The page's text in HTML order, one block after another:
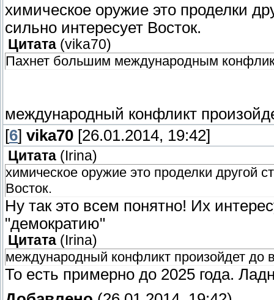
химическое оружие это проделки
сильно интересует Восток.
Цитата (vika70)
Пахнет большим международным
международный конфликт
[6] vika70 [26.01.2014, 19:42]
Цитата ( Irina)
химическое оружие это проделки другой
Восток.
Ну так это всем понятно! Их
"демократию"
Цитата ( Irina)
международный конфликт произойдет до
То есть примерно до 2025 года.